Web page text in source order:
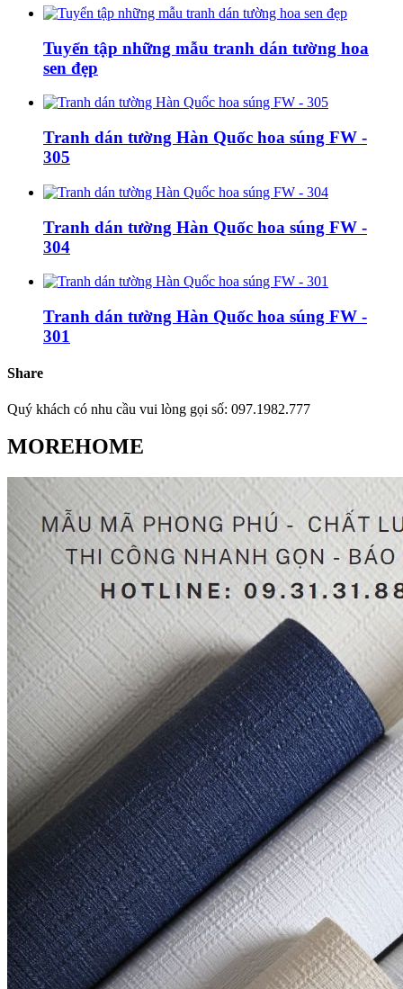
Tuyển tập những mẫu tranh dán tường hoa
sen đẹp
Tranh dán tường Hàn Quốc hoa súng FW -
305
Tranh dán tường Hàn Quốc hoa súng FW -
304
Tranh dán tường Hàn Quốc hoa súng FW -
301
Share
Quý khách có nhu cầu vui lòng gọi số: 097.1982.777
MOREHOME